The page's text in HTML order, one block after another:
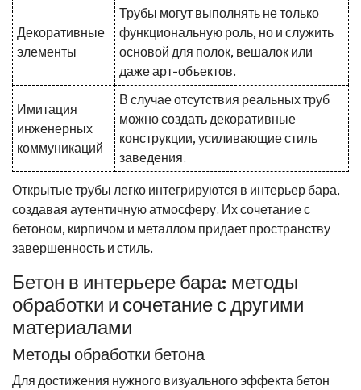
Декоративные
элементы
Трубы могут выполнять не только
функциональную роль, но и служить
основой для полок, вешалок или
даже арт-объектов.
Имитация
инженерных
коммуникаций
В случае отсутствия реальных труб
можно создать декоративные
конструкции, усиливающие стиль
заведения.
Открытые трубы легко интегрируются в интерьер бара,
создавая аутентичную атмосферу. Их сочетание с
бетоном, кирпичом и металлом придает пространству
завершенность и стиль.
Бетон в интерьере бара: методы
обработки и сочетание с другими
материалами
Методы обработки бетона
Для достижения нужного визуального эффекта бетон